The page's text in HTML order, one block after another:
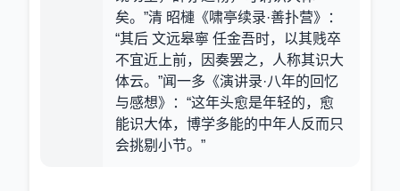
矣。”清 昭槤《啸亭续录·善扑营》：
“其后 文远皋寧 任金吾时，以其贱卒
不宜近上前，因奏罢之，人称其识大
体云。”闻一多《演讲录·八年的回忆
与感想》：“这年头愈是年轻的，愈
能识大体，博学多能的中年人反而只
会挑剔小节。”